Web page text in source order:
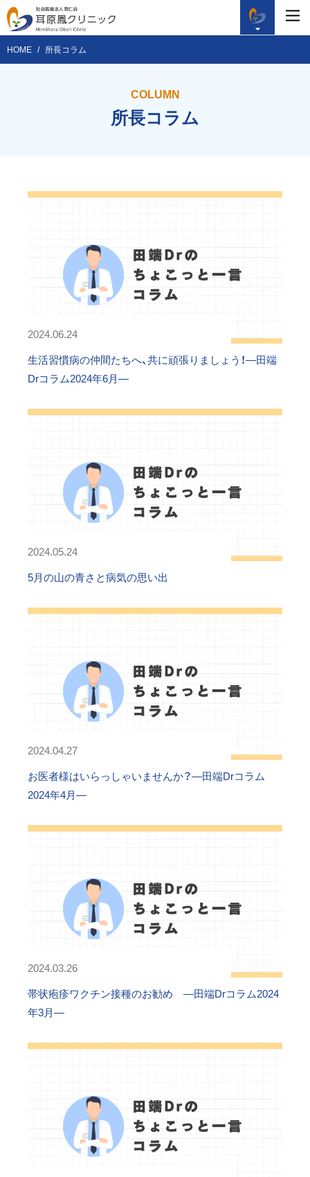
HOME 所長コラム
COLUMN
所長コラム
2024.06.24
生活習慣病の仲間たちへ、共に頑張りましょう！―田端
Drコラム2024年6月―
2024.05.24
5月の山の青さと病気の思い出
2024.04.27
お医者様はいらっしゃいませんか？―田端Drコラム
2024年4月―
2024.03.26
帯状疱疹ワクチン接種のお勧め ―田端Drコラム2024
年3月―